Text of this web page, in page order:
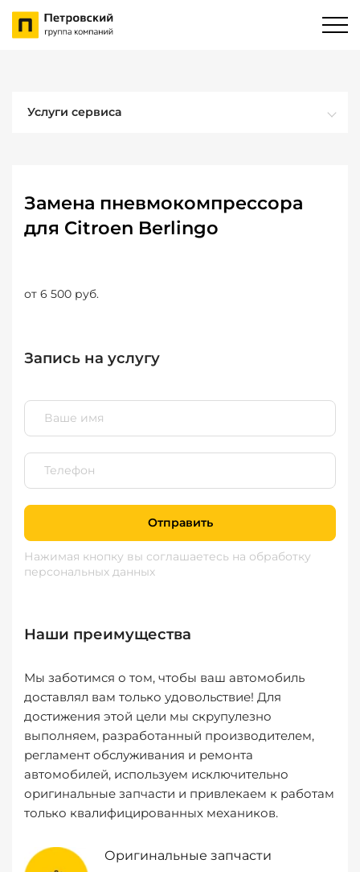
Услуги сервиса
Замена пневмокомпрессора
для Citroen Berlingo
от 6 500 руб.
Запись на услугу
Отправить
Нажимая кнопку вы соглашаетесь на обработку
персональных данных
Наши преимущества
Мы заботимся о том, чтобы ваш автомобиль
доставлял вам только удовольствие! Для
достижения этой цели мы скрупулезно
выполняем, разработанный производителем,
регламент обслуживания и ремонта
автомобилей, используем исключительно
оригинальные запчасти и привлекаем к работам
только квалифицированных механиков.
Оригинальные запчасти